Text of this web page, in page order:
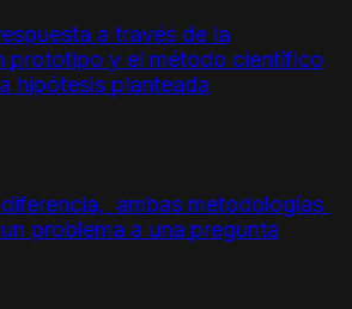
a través de la
prototipo y el método científico
hipótesis planteada
ambas metodologías
problema a una pregunta